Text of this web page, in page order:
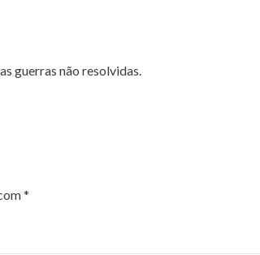
guerras não resolvidas.
*